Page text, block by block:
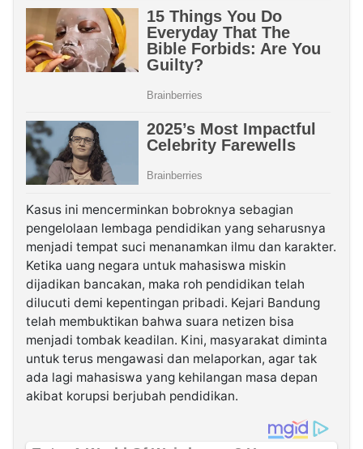
Kasus ini mencerminkan bobroknya sebagian
pengelolaan lembaga pendidikan yang seharusnya
menjadi tempat suci menanamkan ilmu dan karakter.
Ketika uang negara untuk mahasiswa miskin
dijadikan bancakan, maka roh pendidikan telah
dilucuti demi kepentingan pribadi. Kejari Bandung
telah membuktikan bahwa suara netizen bisa
menjadi tombak keadilan. Kini, masyarakat diminta
untuk terus mengawasi dan melaporkan, agar tak
ada lagi mahasiswa yang kehilangan masa depan
akibat korupsi berjubah pendidikan.